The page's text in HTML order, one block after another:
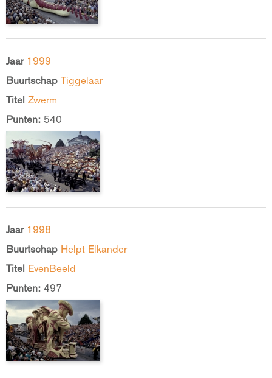
Jaar 1999
Buurtschap Tiggelaar
Titel Zwerm
Punten: 540
Jaar 1998
Buurtschap Helpt Elkander
Titel EvenBeeld
Punten: 497